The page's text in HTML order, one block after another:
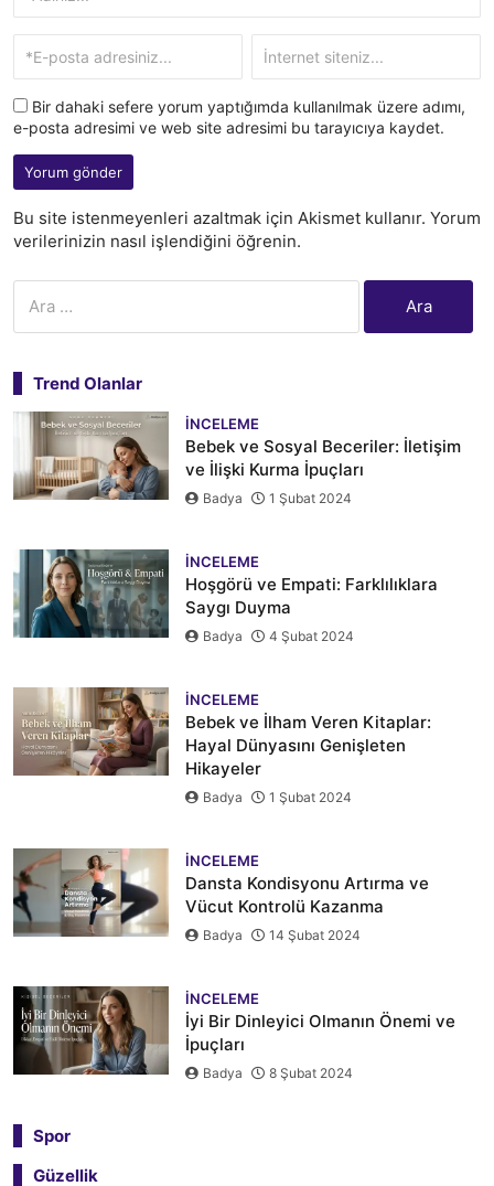
Bir dahaki sefere yorum yaptığımda kullanılmak üzere adımı,
e-posta adresimi ve web site adresimi bu tarayıcıya kaydet.
Bu site istenmeyenleri azaltmak için Akismet kullanır. Yorum
verilerinizin nasıl işlendiğini öğrenin.
Trend Olanlar
İNCELEME
Bebek ve Sosyal Beceriler: İletişim
ve İlişki Kurma İpuçları
Badya 1 Şubat 2024
İNCELEME
Hoşgörü ve Empati: Farklılıklara
Saygı Duyma
Badya 4 Şubat 2024
İNCELEME
Bebek ve İlham Veren Kitaplar:
Hayal Dünyasını Genişleten
Hikayeler
Badya 1 Şubat 2024
İNCELEME
Dansta Kondisyonu Artırma ve
Vücut Kontrolü Kazanma
Badya 14 Şubat 2024
İNCELEME
İyi Bir Dinleyici Olmanın Önemi ve
İpuçları
Badya 8 Şubat 2024
Spor
Güzellik